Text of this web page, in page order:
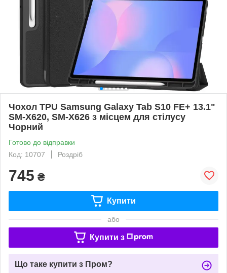
Чохол TPU Samsung Galaxy Tab S10 FE+ 13.1"
SM-X620, SM-X626 з місцем для стілусу
Чорний
Готово до відправки
Код: 10707
Роздріб
745 ₴
Купити
або
Купити з
Що таке купити з Пром?